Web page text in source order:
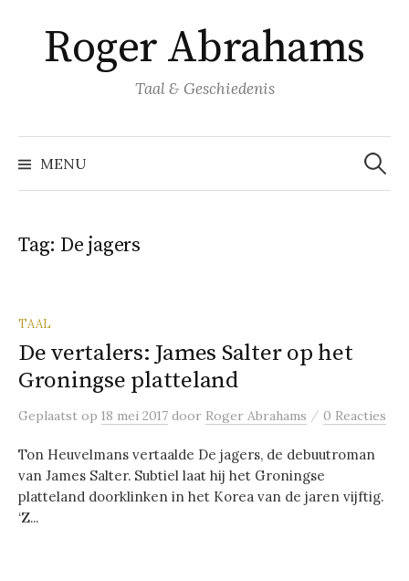
inhoud
springen
Roger Abrahams
Taal & Geschiedenis
MENU
Zoeken
naar:
Tag: De jagers
TAAL
De vertalers: James Salter op het
Groningse platteland
Geplaatst op 18 mei 2017 door Roger Abrahams / 0 Reacties
Ton Heuvelmans vertaalde De jagers, de debuutroman
van James Salter. Subtiel laat hij het Groningse
platteland doorklinken in het Korea van de jaren vijftig.
‘Z...